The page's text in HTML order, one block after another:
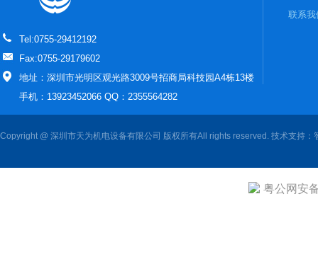
Tel:0755-29412192
Fax:0755-29179602
地址：深圳市光明区观光路3009号招商局科技园A4栋13楼
手机：13923452066 QQ：2355564282
联系我
Copyright @ 深圳市天为机电设备有限公司 版权所有All rights reserved. 技术支持：
粤公网安